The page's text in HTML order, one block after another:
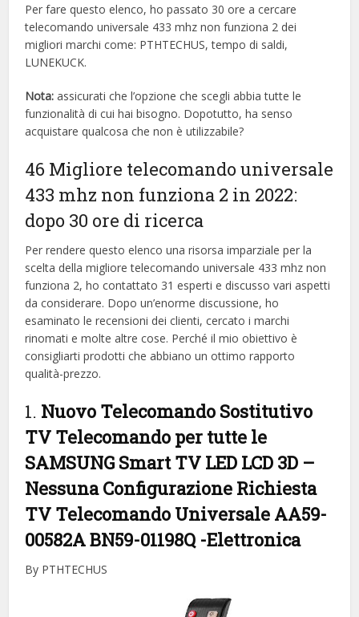
Per fare questo elenco, ho passato 30 ore a cercare
telecomando universale 433 mhz non funziona 2 dei
migliori marchi come: PTHTECHUS, tempo di saldi,
LUNEKUCK.
Nota: assicurati che l’opzione che scegli abbia tutte le
funzionalità di cui hai bisogno. Dopotutto, ha senso
acquistare qualcosa che non è utilizzabile?
46 Migliore telecomando universale
433 mhz non funziona 2 in 2022:
dopo 30 ore di ricerca
Per rendere questo elenco una risorsa imparziale per la
scelta della migliore telecomando universale 433 mhz non
funziona 2, ​​ho contattato 31 esperti e discusso vari aspetti
da considerare. Dopo un’enorme discussione, ho
esaminato le recensioni dei clienti, cercato i marchi
rinomati e molte altre cose. Perché il mio obiettivo è
consigliarti prodotti che abbiano un ottimo rapporto
qualità-prezzo.
1. Nuovo Telecomando Sostitutivo
TV Telecomando per tutte le
SAMSUNG Smart TV LED LCD 3D –
Nessuna Configurazione Richiesta
TV Telecomando Universale AA59-
00582A BN59-01198Q -Elettronica
By PTHTECHUS